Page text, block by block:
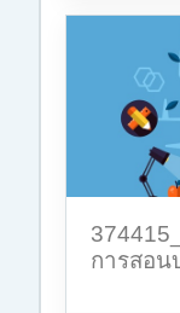
การสอน